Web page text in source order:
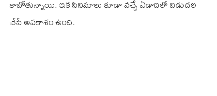
కాబోతున్నాయి. ఇక సినిమాలు కూడా వచ్చే ఏడాదిలో విడుదల
చేసే అవకాశం ఉంది.